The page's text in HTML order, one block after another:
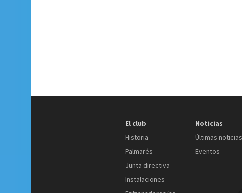
El club
Historia
Palmarés
Junta directiva
Instalaciones
Noticias
Últimas noticias
Eventos